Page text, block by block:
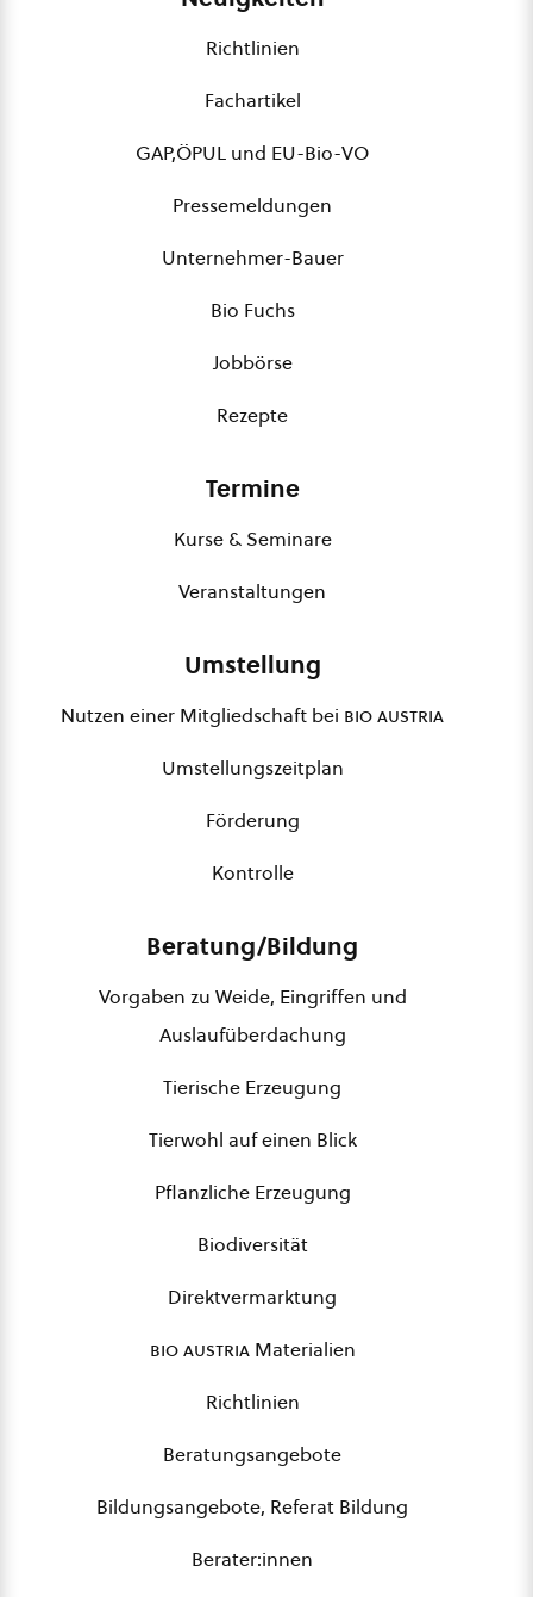
Richtlinien
Fachartikel
GAP,ÖPUL und EU-Bio-VO
Pressemeldungen
Unternehmer-Bauer
Bio Fuchs
Jobbörse
Rezepte
Termine
Kurse & Seminare
Veranstaltungen
Umstellung
Nutzen einer Mitgliedschaft bei bio austria
Umstellungszeitplan
Förderung
Kontrolle
Beratung/Bildung
Vorgaben zu Weide, Eingriffen und
Auslaufüberdachung
Tierische Erzeugung
Tierwohl auf einen Blick
Pflanzliche Erzeugung
Biodiversität
Direktvermarktung
bio austriaMaterialien
Richtlinien
Beratungsangebote
Bildungsangebote, Referat Bildung
Berater:innen